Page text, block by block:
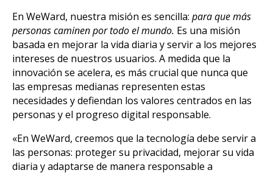
En WeWard, nuestra misión es sencilla: para que más
personas caminen por todo el mundo. Es una misión
basada en mejorar la vida diaria y servir a los mejores
intereses de nuestros usuarios. A medida que la
innovación se acelera, es más crucial que nunca que
las empresas medianas representen estas
necesidades y defiendan los valores centrados en las
personas y el progreso digital responsable.
«En WeWard, creemos que la tecnología debe servir a
las personas: proteger su privacidad, mejorar su vida
diaria y adaptarse de manera responsable a